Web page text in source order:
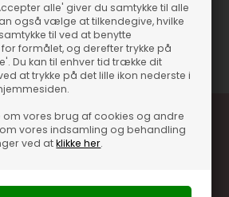
alle' giver du samtykke til alle
også vælge at tilkendegive, hvilke
til ved at benytte
formålet, og derefter trykke på
Du kan til enhver tid trække dit
at trykke på det lille ikon nederste i
vores brug af cookies og andre
vores indsamling og behandling
ved atklikke her.